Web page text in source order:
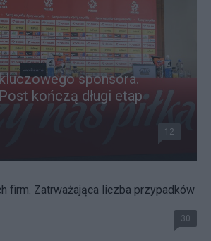
sponsora.
kończą długi etap
12
firm. Zatrważająca liczba przypadków
30